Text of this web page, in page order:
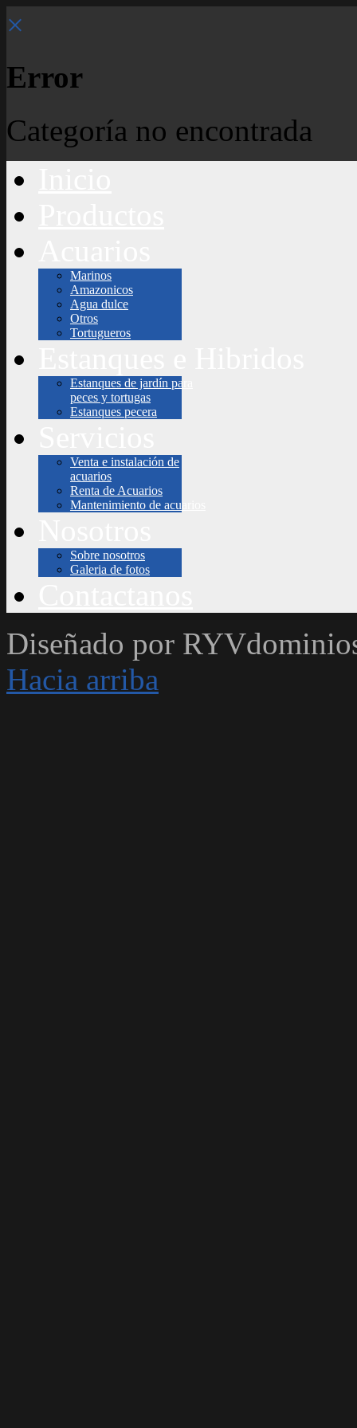
×
Error
Categoría no encontrada
Marinos
Amazonicos
Agua dulce
Otros
Tortugueros
Estanques de jardín para
peces y tortugas
Estanques pecera
Venta e instalación de
acuarios
Renta de Acuarios
Mantenimiento de acuarios
Sobre nosotros
Galeria de fotos
Diseñado por
Hacia arriba